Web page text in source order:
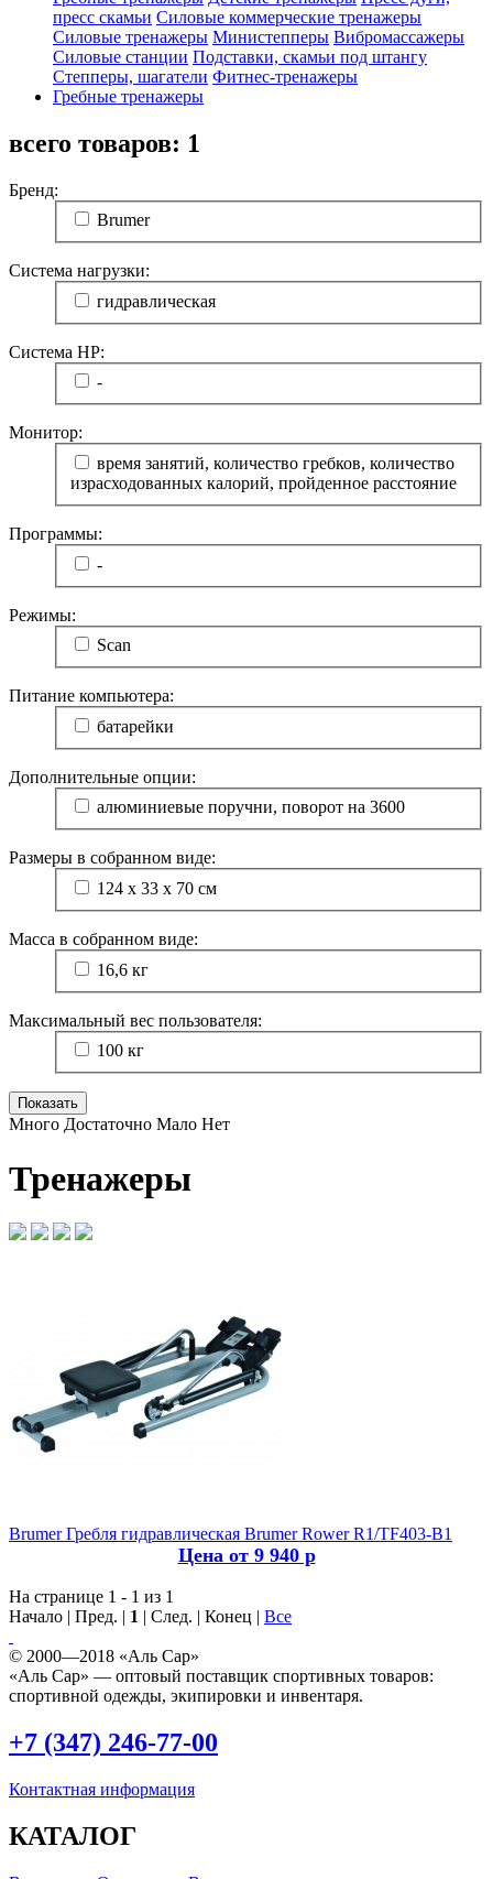
пресс скамьи Силовые коммерческие тренажеры
Силовые тренажеры Министепперы Вибромассажеры
Силовые станции Подставки, скамьи под штангу
Степперы, шагатели Фитнес-тренажеры
Гребные тренажеры
всего товаров: 1
Бренд:
Brumer
Система нагрузки:
гидравлическая
Система HP:
-
Монитор:
время занятий, количество гребков, количество
израсходованных калорий, пройденное расстояние
Программы:
-
Режимы:
Scan
Питание компьютера:
батарейки
Дополнительные опции:
алюминиевые поручни, поворот на 3600
Размеры в собранном виде:
124 х 33 х 70 см
Масса в собранном виде:
16,6 кг
Максимальный вес пользователя:
100 кг
Много Достаточно Мало Нет
Тренажеры
Brumer Гребля гидравлическая Brumer Rower R1/TF403-B1
Цена от 9 940 р
На странице 1 - 1 из 1
Начало | Пред. | 1 | След. | Конец | Все
© 2000—2018 «Аль Сар»
«Аль Сар» — оптовый поставщик спортивных товаров:
спортивной одежды, экипировки и инвентаря.
+7 (347) 246-77-00
Контактная информация
КАТАЛОГ